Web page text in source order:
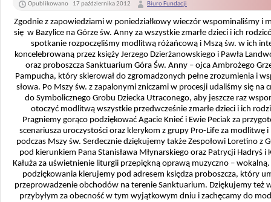
Opublikowano 17 października 2012 Biuro Fundacji
Zgodnie z zapowiedziami w poniedziałkowy wieczór wspominaliśmy i
się w Bazylice na Górze św. Anny za wszystkie zmarłe dzieci i ich
spotkanie rozpoczęliśmy modlitwą różańcową i Mszą św. w ich
koncelebrowaną przez księży Jerzego Dzierżanowskiego i Pawła
oraz proboszcza Sanktuarium Góra Św. Anny – ojca Ambrożego
Pampucha, który skierował do zgromadzonych pełne zrozumienia i
słowa. Po Mszy św. z zapalonymi zniczami w procesji udaliśmy się na
do Symbolicznego Grobu Dziecka Utraconego, aby jeszcze raz
otoczyć modlitwą wszystkie przedwcześnie zmarłe dzieci i ich
Pragniemy gorąco podziękować Agacie Knieć i Ewie Peciak za
scenariusza uroczystości oraz klerykom z grupy Pro-Life za modlitwę i
podczas Mszy św. Serdecznie dziękujemy także Zespołowi Loretino z
pod kierunkiem Pana Stanisława Młynarskiego oraz Patrycji Hadryś i
Kałuża za uświetnienie liturgii przepiękną oprawą muzyczno – wokalną.
podziękowania kierujemy pod adresem księdza proboszcza, który
przeprowadzenie obchodów na terenie Sanktuarium. Dziękujemy też
przybyłym za obecność w tym wyjątkowym dniu i zachęcamy do